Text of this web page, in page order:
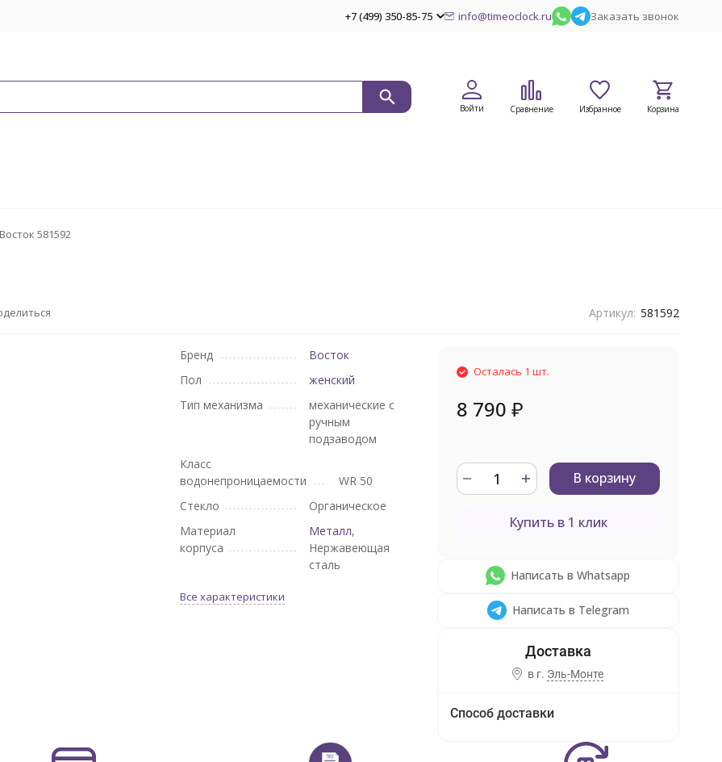
+7 (499) 350-85-75 info@timeoclock.ru Заказать звонок
Войти Сравнение Избранное Корзина
Восток 581592
Артикул: 581592
Бренд
Восток
Пол
женский
Тип механизма
механические с
ручным
подзаводом
Класс
водонепроницаемости
WR 50
Стекло
Органическое
Материал
корпуса
Металл,
Нержавеющая
сталь
Все характеристики
Осталась 1 шт.
8 790 ₽
В корзину
Купить в 1 клик
Написать в Whatsapp
Написать в Telegram
в г. Эль-Монте
Способ доставки